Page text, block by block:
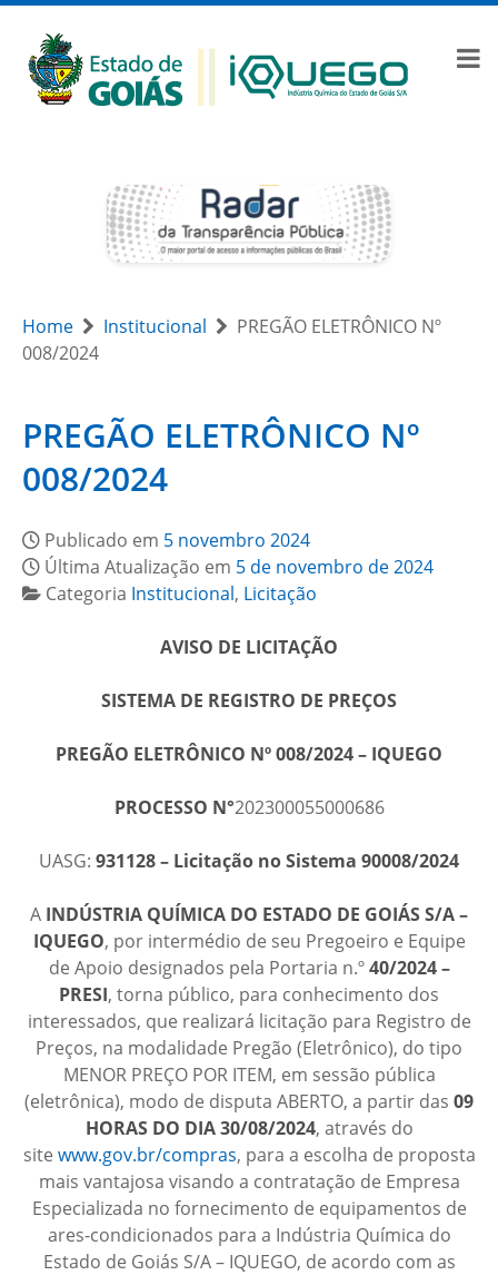
Home Institucional
PREGÃO ELETRÔNICO Nº
008/2024
PREGÃO ELETRÔNICO Nº
008/2024
Publicado em 5 novembro 2024
Última Atualização em 5 de novembro de 2024
Categoria Institucional, Licitação
AVISO DE LICITAÇÃO
SISTEMA DE REGISTRO DE PREÇOS
PREGÃO ELETRÔNICO Nº 008/2024 – IQUEGO
PROCESSO N°202300055000686
UASG: 931128 – Licitação no Sistema 90008/2024
A INDÚSTRIA QUÍMICA DO ESTADO DE GOIÁS S/A –
IQUEGO, por intermédio de seu Pregoeiro e Equipe
de Apoio designados pela Portaria n.º40/2024 –
PRESI, torna público, para conhecimento dos
interessados, que realizará licitação para Registro de
Preços, na modalidade Pregão (Eletrônico), do tipo
MENOR PREÇO POR ITEM, em sessão pública
(eletrônica), modo de disputa ABERTO, a partir das 09
HORAS DO DIA 30/08/2024, através do
site www.gov.br/compras, para a escolha de proposta
mais vantajosa visando a contratação de Empresa
Especializada no fornecimento de equipamentos de
ares-condicionados para a Indústria Química do
Estado de Goiás S/A – IQUEGO, de acordo com as